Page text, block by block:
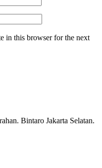
in this browser for the next
Bintaro Jakarta Selatan.